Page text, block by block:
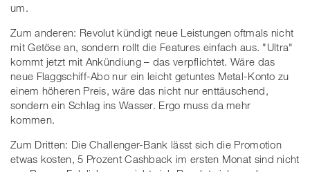
um.
Zum anderen: Revolut kündigt neue Leistungen oftmals nicht
mit Getöse an, sondern rollt die Features einfach aus. "Ultra"
kommt jetzt mit Ankündiung – das verpflichtet. Wäre das
neue Flaggschiff-Abo nur ein leicht getuntes Metal-Konto zu
einem höheren Preis, wäre das nicht nur enttäuschend,
sondern ein Schlag ins Wasser. Ergo muss da mehr
kommen.
Zum Dritten: Die Challenger-Bank lässt sich die Promotion
etwas kosten, 5 Prozent Cashback im ersten Monat sind nicht